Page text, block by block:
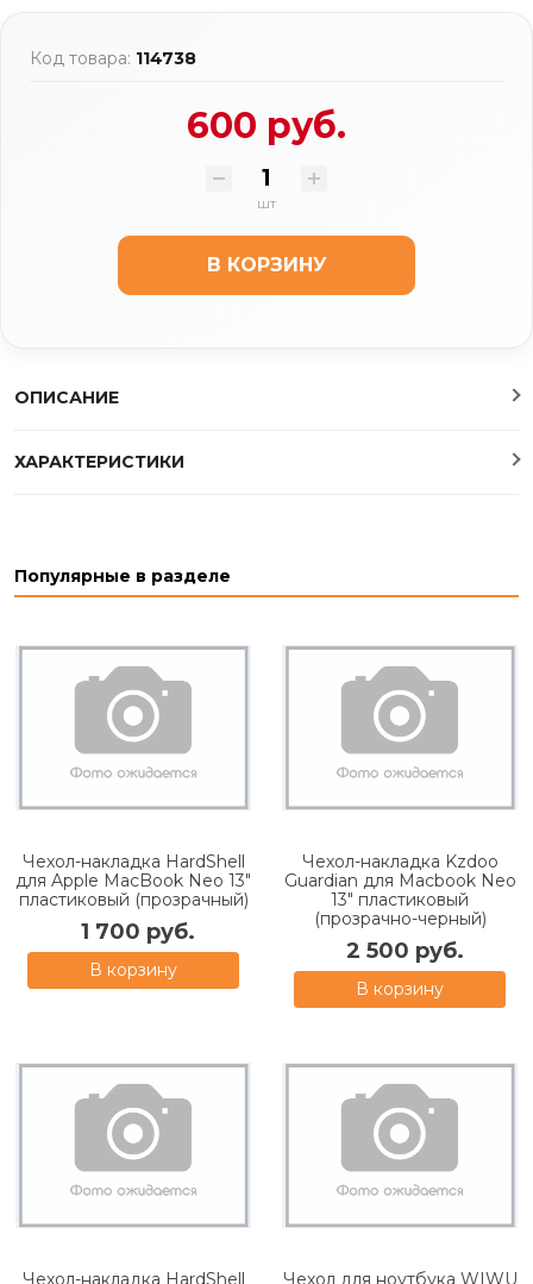
Код товара: 114738
600 руб.
шт
В КОРЗИНУ
ОПИСАНИЕ
ХАРАКТЕРИСТИКИ
Популярные в разделе
Чехол-накладка HardShell
для Apple MacBook Neo 13"
пластиковый (прозрачный)
1 700 руб.
В корзину
Чехол-накладка Kzdoo
Guardian для Macbook Neo
13" пластиковый
(прозрачно-черный)
2 500 руб.
В корзину
Чехол-накладка HardShell Чехол для ноутбука WIWU